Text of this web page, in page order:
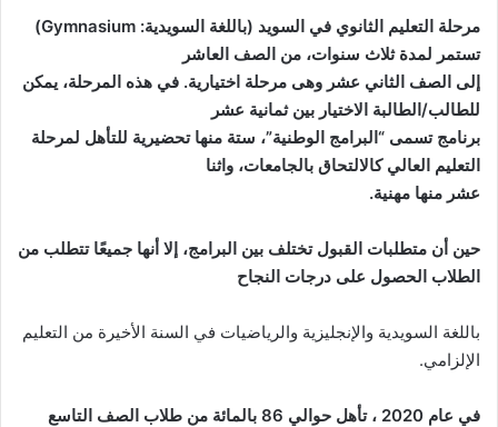
مرحلة التعليم الثانوي في السويد (باللغة السويدية: Gymnasium)
تستمر لمدة ثلاث سنوات، من الصف العاشر
إلى الصف الثاني عشر وهى مرحلة اختيارية. في هذه المرحلة، يمكن
للطالب/الطالبة الاختيار بين ثمانية عشر
برنامج تسمى “البرامج الوطنية”، ستة منها تحضيرية للتأهل لمرحلة
التعليم العالي كالالتحاق بالجامعات، واثنا
عشر منها مهنية.
حين أن متطلبات القبول تختلف بين البرامج، إلا أنها جميعًا تتطلب من
الطلاب الحصول على درجات النجاح
باللغة السويدية والإنجليزية والرياضيات في السنة الأخيرة من التعليم
الإلزامي.
في عام 2020 ، تأهل حوالي 86 بالمائة من طلاب الصف التاسع